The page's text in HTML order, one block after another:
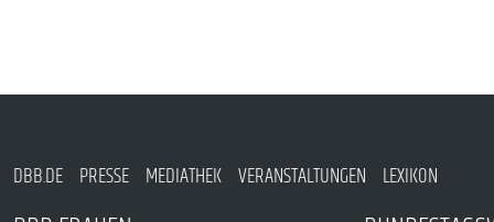
DBB.DE PRESSE MEDIATHEK VERANSTALTUNGEN LEXIKON